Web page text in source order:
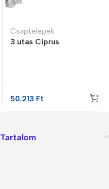
Csaptelepek
3 utas Ciprus
50.213 Ft
Tartalom